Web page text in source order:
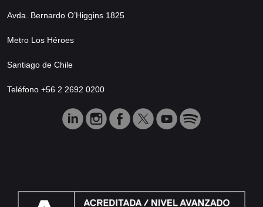
Avda. Bernardo O’Higgins 1825
Metro Los Héroes
Santiago de Chile
Teléfono +56 2 2692 0200